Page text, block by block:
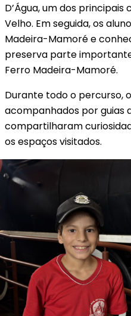
D’Água, um dos
Velho. Em seguida, os
Madeira-Mamoré e
preserva parte
Ferro Madeira-Mamoré.
Durante todo o percurso,
acompanhados por guias
compartilharam
os espaços visitados.